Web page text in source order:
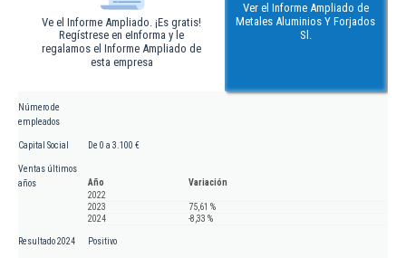
Ve el Informe Ampliado. ¡Es gratis!
Regístrese en eInforma y le
regalamos el Informe Ampliado de
esta empresa
Ver el Informe Ampliado de
Metales Aluminios Y Forjados
Sl.
Número de
empleados
Capital Social De 0 a 3.100 €
Ventas últimos
años
Año
Variación
2022
2023
75,61 %
2024
-8,33 %
Resultado 2024 Positivo